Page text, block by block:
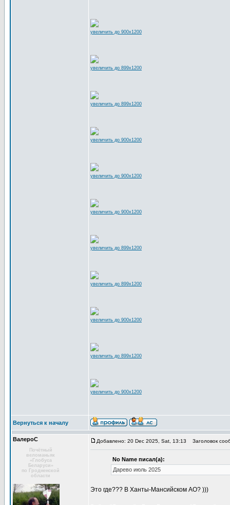
увеличить до 900x1200
увеличить до 899x1200
увеличить до 899x1200
увеличить до 900x1200
увеличить до 900x1200
увеличить до 900x1200
увеличить до 899x1200
увеличить до 899x1200
увеличить до 900x1200
увеличить до 899x1200
увеличить до 900x1200
Вернуться к началу
ВалероС
Почётный
веломаньяк
«Глобуса
Беларуси»
по Гродненской
области
Добавлено: 20 Dec 2025, Sat, 13:13 Заголовок
No Name писал(а):
Дарево июль 2025
Это где??? В Ханты-Мансийском АО? )))